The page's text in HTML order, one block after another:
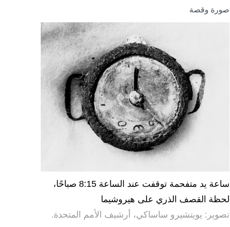
صورة وقصة
ساعة يد متفحمة توقفت عند الساعة 8:15 صباحًا،
لحظة القصف الذري على هيروشيما
تصوير: يويتشيرو ساساكي، أرشيف الأمم المتحدة.